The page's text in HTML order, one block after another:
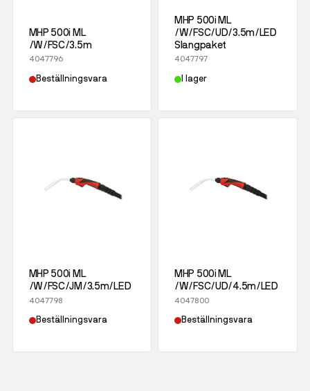
MHP 500i ML
/W/FSC/3.5m
4047796
Beställningsvara
MHP 500i ML
/W/FSC/UD/3.5m/LED
Slangpaket
4047797
I lager
MHP 500i ML
/W/FSC/JM/3.5m/LED
4047798
Beställningsvara
MHP 500i ML
/W/FSC/UD/4.5m/LED
4047800
Beställningsvara